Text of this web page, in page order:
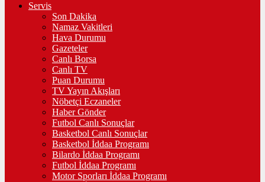
Servis
Son Dakika
Namaz Vakitleri
Hava Durumu
Gazeteler
Canlı Borsa
Canlı TV
Puan Durumu
TV Yayın Akışları
Nöbetçi Eczaneler
Haber Gönder
Futbol Canlı Sonuçlar
Basketbol Canlı Sonuçlar
Basketbol İddaa Programı
Bilardo İddaa Programı
Futbol İddaa Programı
Motor Sporları İddaa Programı